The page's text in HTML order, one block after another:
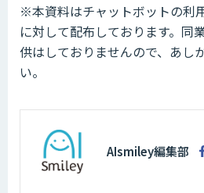
※本資料はチャットボットの利
に対して配布しております。同
供はしておりませんので、あし
い。
AIsmiley編集部